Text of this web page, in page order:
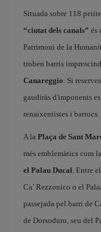
Situada sobre 118
“ciutat dels canals” és
Patrimoni de la
troben barris
Canareggio. Si
gaudiràs d'imponents
renaixentistes i barrocs.
A la Plaça de Sant
més emblemàtics com la
el Palau Ducal. Entre
Ca’ Rezzonico o el
passejada pel barri de
de Dorsoduro, seu del